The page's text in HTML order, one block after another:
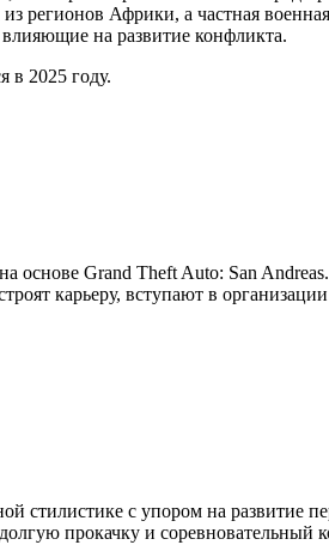
Африки, а частная
на развитие конфликта.
в 2025 году.
основе Grand Theft Auto: San
карьеру, вступают в
стилистике с упором на развитие
прокачку и соревновательный